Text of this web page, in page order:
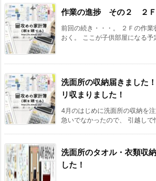
作業の進捗 その２ ２
前回の続き・・・。 ２Ｆの作業
おく。 ここが子供部屋になる予
洗面所の収納届きました
リ収まりました！
4月のはじめに洗面所の収納を
急いでなかったので、 引越しで
洗面所のタオル・衣類収
した！